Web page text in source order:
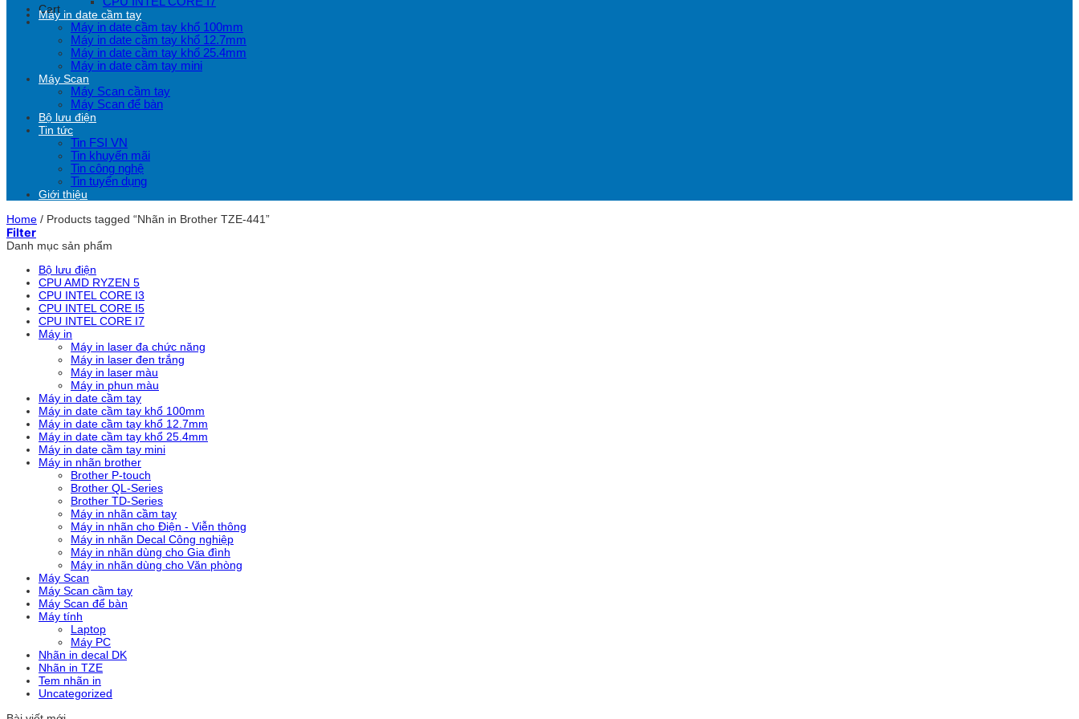
Cart
Máy in date cầm tay
Máy in date cầm tay khổ 100mm
Máy in date cầm tay khổ 12.7mm
Máy in date cầm tay khổ 25.4mm
Máy in date cầm tay mini
Máy Scan
Máy Scan cầm tay
Máy Scan để bàn
Bộ lưu điện
Tin tức
Tin FSI VN
Tin khuyến mãi
Tin công nghệ
Tin tuyển dụng
Giới thiệu
Home / Products tagged “Nhãn in Brother TZE-441”
Filter
Danh mục sản phẩm
Bộ lưu điện
CPU AMD RYZEN 5
CPU INTEL CORE I3
CPU INTEL CORE I5
CPU INTEL CORE I7
Máy in
Máy in laser đa chức năng
Máy in laser đen trắng
Máy in laser màu
Máy in phun màu
Máy in date cầm tay
Máy in date cầm tay khổ 100mm
Máy in date cầm tay khổ 12.7mm
Máy in date cầm tay khổ 25.4mm
Máy in date cầm tay mini
Máy in nhãn brother
Brother P-touch
Brother QL-Series
Brother TD-Series
Máy in nhãn cầm tay
Máy in nhãn cho Điện - Viễn thông
Máy in nhãn Decal Công nghiệp
Máy in nhãn dùng cho Gia đình
Máy in nhãn dùng cho Văn phòng
Máy Scan
Máy Scan cầm tay
Máy Scan để bàn
Máy tính
Laptop
Máy PC
Nhãn in decal DK
Nhãn in TZE
Tem nhãn in
Uncategorized